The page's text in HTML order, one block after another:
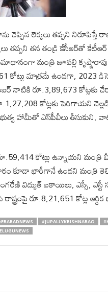
లెక్కలు తప్పని నిరూపిస్తే
తప్పని తన తండ్రి కేసీఆర్‌తో
మంత్రి జూపల్లి
కోట్లు మాత్రమే ఉండగా,
నాటికి రూ.3,89,673 కోట్లకు
కోట్లకు పెరిగాయని
హామీతో ఎస్‌పీవీలు తీసుకుని,
కోట్లు ఉన్నాయని
కూడా భారీగానే ఉందని మంత్రి
విద్యుత్ బకాయిలు, ఎస్సీ,
రూ.8,21,651 కోట్ల
#JUPALLYKRISHNARAO